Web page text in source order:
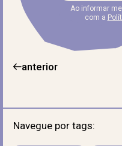
Ao informar
com a
anterior
Navegue por tags: